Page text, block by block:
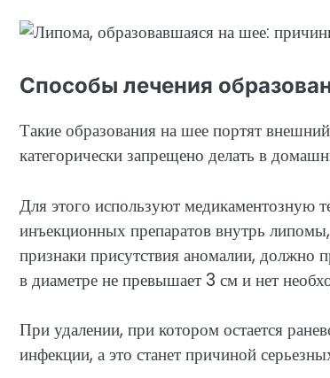
Способы лечения
Такие образования на шее портят
категорически запрещено делать в
Для этого используют медикаментозную
инъекционных препаратов внутрь
признаки присутствия аномалии, должно
в диаметре не превышает 3 см и нет
При удалении, при котором остается
инфекции, а это станет причиной